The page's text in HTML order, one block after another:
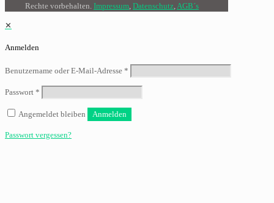
Rechte vorbehalten. Impressum, Datenschutz,AGB´s
✕
Anmelden
Benutzername oder E-Mail-Adresse *
Passwort *
Angemeldet bleiben Anmelden
Passwort vergessen?